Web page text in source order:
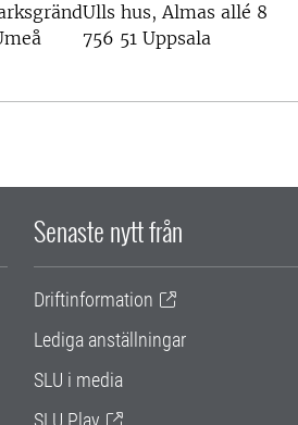
Ulls hus, Almas allé 8
756 51 Uppsala
Senaste nytt från
Driftinformation
Lediga anställningar
SLU i media
SLU Play